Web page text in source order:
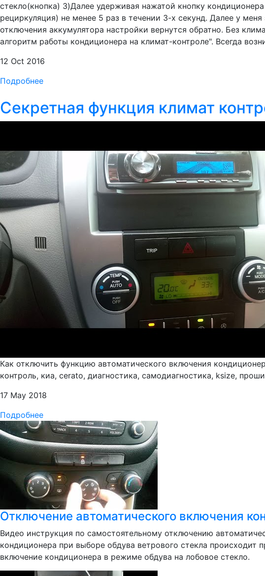
стекло(кнопка) 3)Далее удерживая нажатой кнопку
рециркуляция) не менее 5 раз в течении 3-х секунд. Далее у
отключения аккумулятора настройки вернутся обратно. Без
алгоритм работы кондиционера на климат-контроле". Всегда
12 Oct 2016
Подробнее
Секретная функция климат
Как отключить функцию автоматического включения
контроль, киа, cerato, диагностика, самодиагностика, ksize,
17 May 2018
Подробнее
Отключение автоматического включения
Видео инструкция по самостоятельному отключению
кондиционера при выборе обдува ветрового стекла происходит
включение кондиционера в режиме обдува на лобовое стекло.